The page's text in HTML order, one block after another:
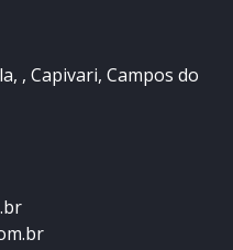
, Capivari, Campos do